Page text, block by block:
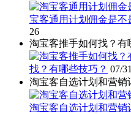
宝客通用计划佣金是不
26
淘宝客推手如何找？有
找？有哪些技巧？ 07/31
淘宝客自选计划和营销
淘宝客自选计划和营销